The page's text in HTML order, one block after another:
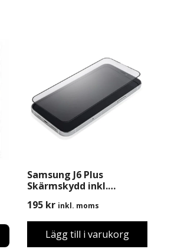
Samsung J6 Plus
Skärmskydd inkl.
195 kr inkl. moms
Lägg till i varukorg